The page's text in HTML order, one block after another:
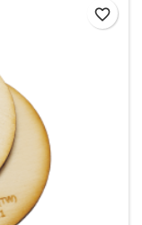
favorite_border